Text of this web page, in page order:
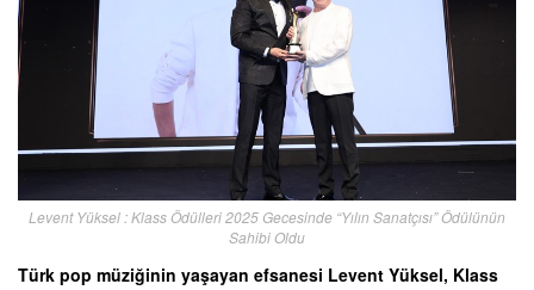
Levent Yüksel : Klass Ödülleri 2025 Gecesinde “Yılın Sanatçısı” Ödülünün
Sahibi Oldu
Türk pop müziğinin yaşayan efsanesi Levent Yüksel, Klass